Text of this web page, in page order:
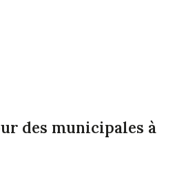
des municipales à